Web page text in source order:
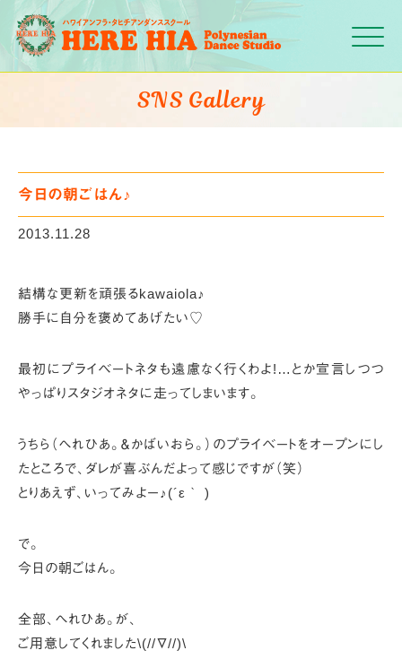
Click
SNS Gallery
今日の朝ごはん♪
2013.11.28
結構な更新を頑張るkawaiola♪
勝手に自分を褒めてあげたい♡
最初にプライベートネタも遠慮なく行くわよ! …とか宣言しつつ
やっぱりスタジオネタに走ってしまいます。
うちら（へれひあ。＆かばいおら。）のプライベートをオープンにし
たところで、 ダレが喜ぶんだよって感じですが（笑）
とりあえず、いってみよー♪(´ε｀ )
で。
今日の朝ごはん。
全部、へれひあ。が、
ご用意してくれました\(//∇//)\